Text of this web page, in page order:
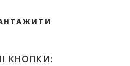
КНОПКИ: